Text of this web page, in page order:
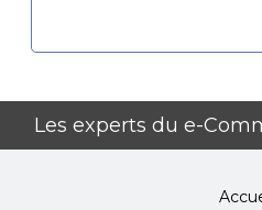
Les experts du e-